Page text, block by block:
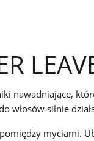
nawadniające,
silnie
myciami.